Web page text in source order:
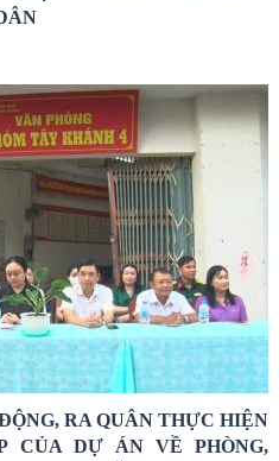
RA QUÂN THỰC HIỆN
CỦA DỰ ÁN VỀ PHÒNG,